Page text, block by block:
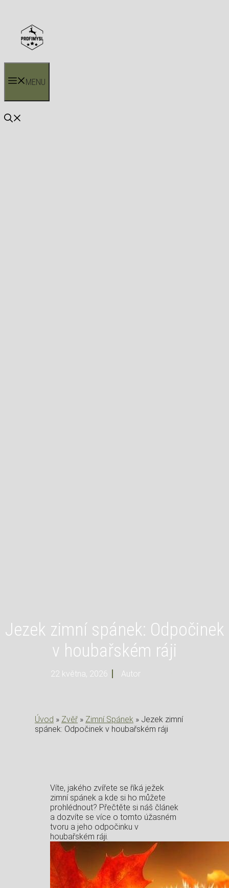
obsah
MENU
Jezek zimní spánek: Odpočinek
v houbařském ráji
22 května, 2026 Autor
Úvod » Zvěř » Zimní Spánek » Jezek zimní
spánek: Odpočinek v houbařském ráji
Víte, jakého zvířete se říká ježek
zimní spánek a kde si ho můžete
prohlédnout? Přečtěte si náš článek
a dozvíte se více o tomto úžasném
tvoru a jeho odpočinku v
houbařském ráji.